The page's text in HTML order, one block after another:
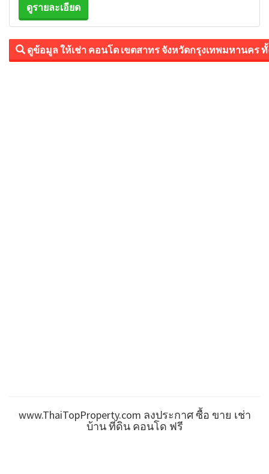
ดูรายละเอียด
ดูข้อมูล ให้เช่า คอนโด เขตสาทร จังหวัดกรุงเทพมหานคร
www.ThaiTopProperty.com ลงประกาศ ซื้อ ขาย เช่า
บ้าน ที่ดิน คอนโด ฟรี